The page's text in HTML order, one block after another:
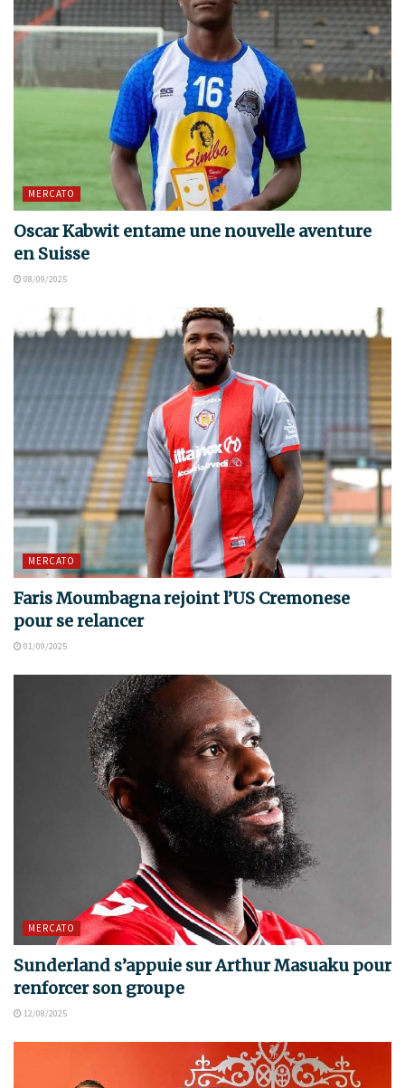
MERCATO
Oscar Kabwit entame une nouvelle aventure
en Suisse
08/09/2025
MERCATO
Faris Moumbagna rejoint l’US Cremonese
pour se relancer
01/09/2025
MERCATO
Sunderland s’appuie sur Arthur Masuaku pour
renforcer son groupe
12/08/2025